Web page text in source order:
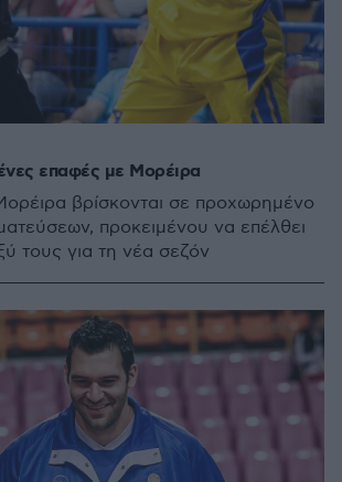
επαφές με Μορέιρα
βρίσκονται σε προχωρημένο
προκειμένου να επέλθει
τους για τη νέα σεζόν